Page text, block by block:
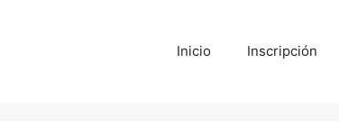
Inicio Inscripción